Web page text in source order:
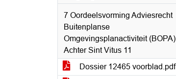
7 Oordeelsvorming Adviesrecht
Buitenplanse
Omgevingsplanactiviteit (BOPA)
Achter Sint Vitus 11
Dossier 12465 voorblad.pdf